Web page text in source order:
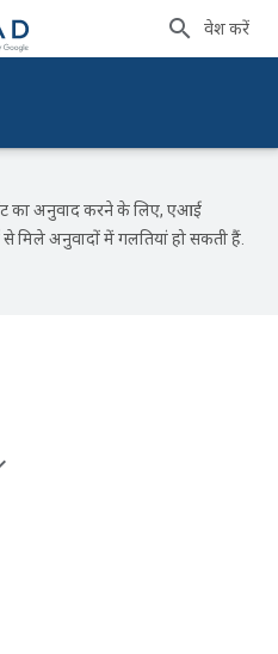
प्रवेश करें
का अनुवाद करने के लिए, एआई
मिले अनुवादों में गलतियां हो सकती हैं.